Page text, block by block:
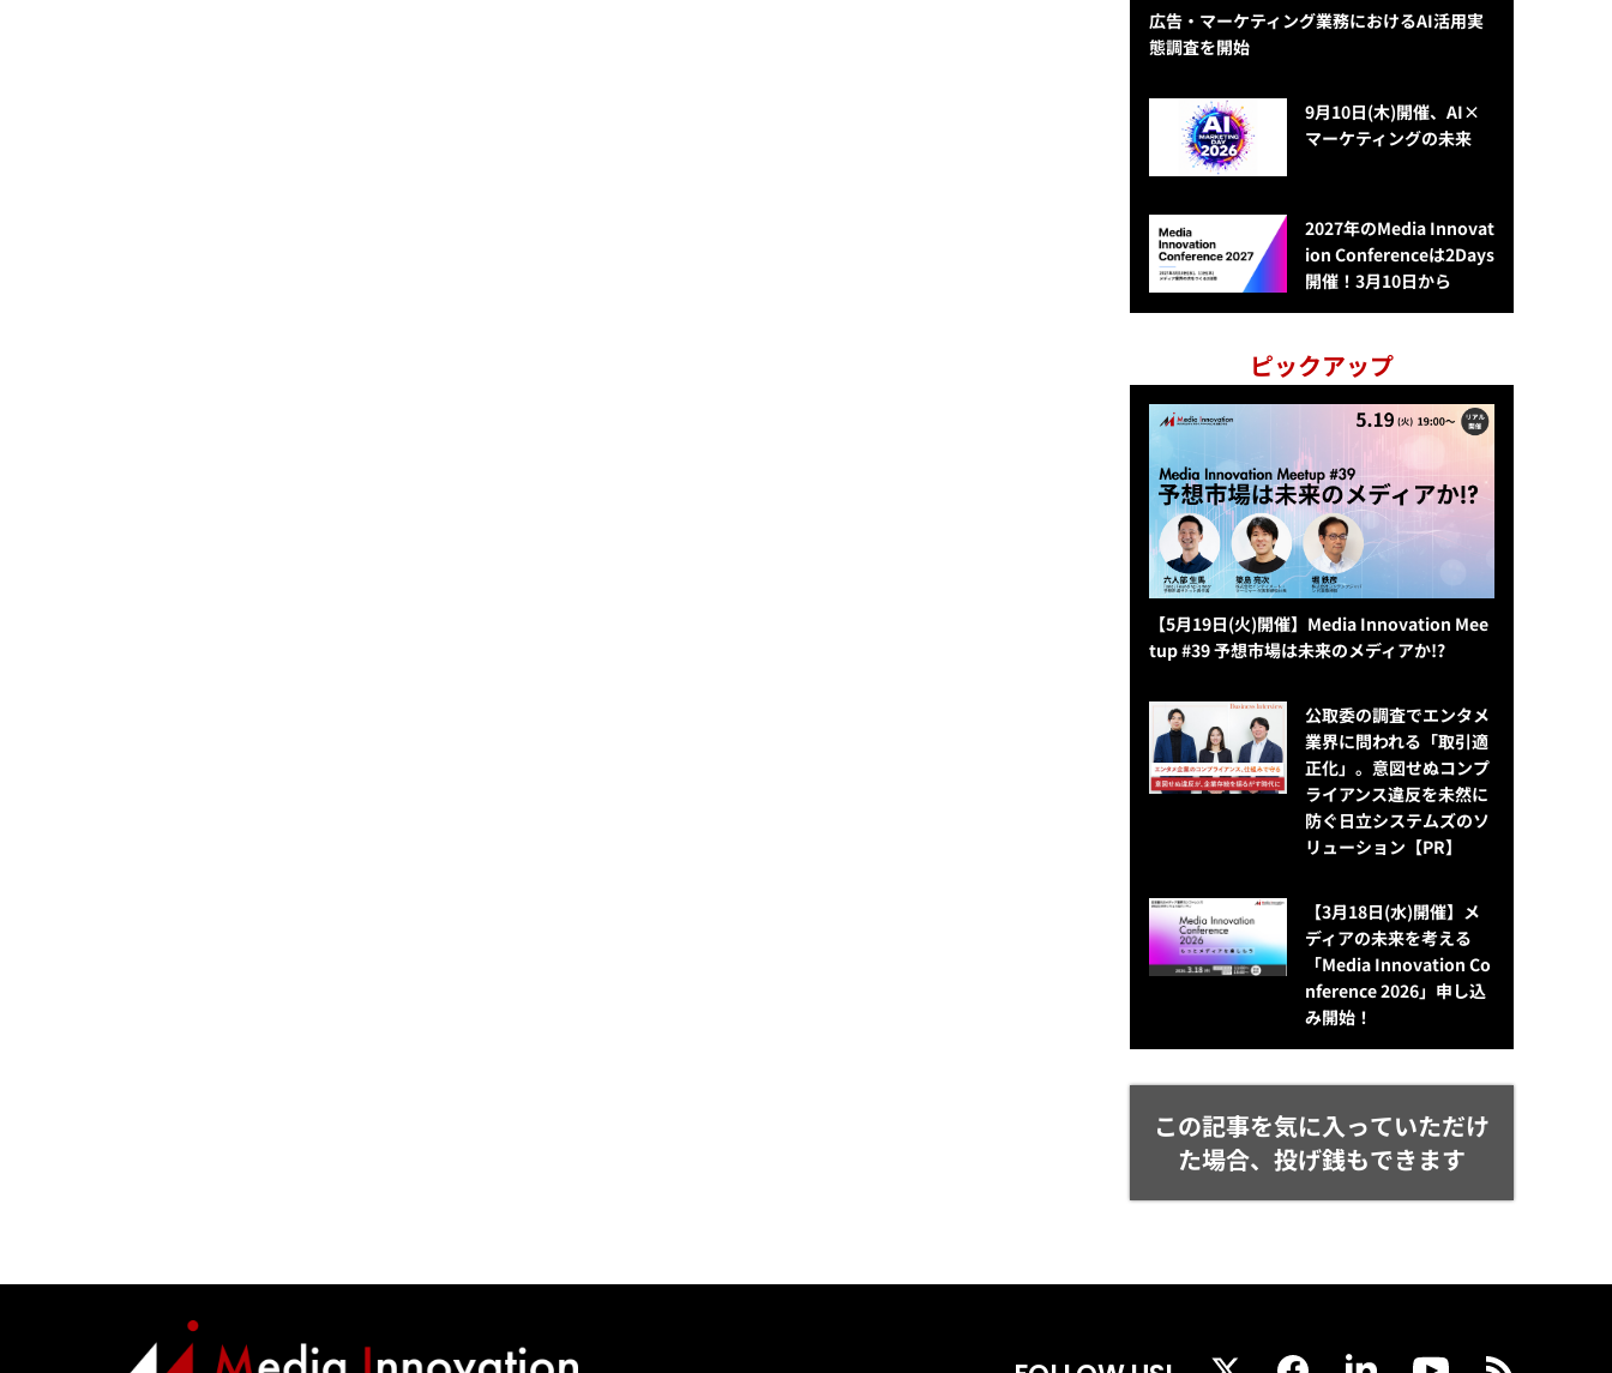
広告・マーケティング業務におけるAI活用実
態調査を開始
9月10日(木)開催、AI×
マーケティングの未来
2027年のMedia Innovat
ion Conferenceは2Days
開催！3月10日から
ピックアップ
【5月19日(火)開催】Media Innovation Mee
tup #39 予想市場は未来のメディアか!?
公​​取委の調査でエンタメ
業界に問われる「取引適
正化」。意図せぬコンプ
ライアンス違反を未然に
防ぐ日立システムズのソ
リューション​【PR】
【3月18日(水)開催】メ
ディアの未来を考える
「Media Innovation Co
nference 2026」申し込
み開始！
この記事を気に入っていただけ
た場合、投げ銭もできます